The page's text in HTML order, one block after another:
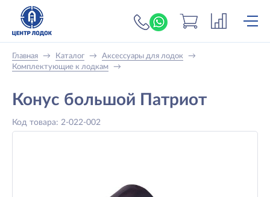
+7 (919) 698-56-
Главная → Каталог → Аксессуары для лодок
→
Комплектующие к лодкам
→
Конус большой Патриот
Код товара: 2-022-002